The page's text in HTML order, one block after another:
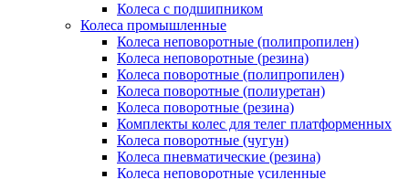
Колеса с подшипником
Колеса промышленные
Колеса неповоротные (полипропилен)
Колеса неповоротные (резина)
Колеса поворотные (полипропилен)
Колеса поворотные (полиуретан)
Колеса поворотные (резина)
Комплекты колес для телег платформенных
Колеса поворотные (чугун)
Колеса пневматические (резина)
Колеса неповоротные усиленные